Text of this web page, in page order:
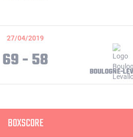
27/04/2019
69 - 58 BOULOGNE-
BOXSCORE